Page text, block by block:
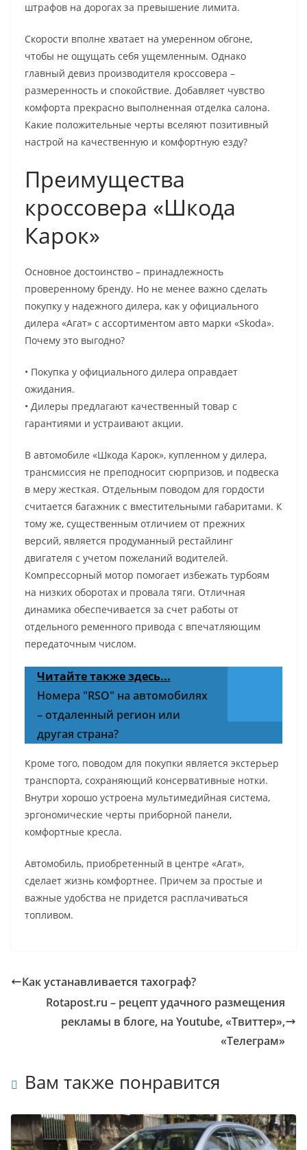
штрафов на дорогах за превышение лимита.
Скорости вполне хватает на умеренном обгоне,
чтобы не ощущать себя ущемленным. Однако
главный девиз производителя кроссовера –
размеренность и спокойствие. Добавляет чувство
комфорта прекрасно выполненная отделка салона.
Какие положительные черты вселяют позитивный
настрой на качественную и комфортную езду?
Преимущества
кроссовера «Шкода
Карок»
Основное достоинство – принадлежность
проверенному бренду. Но не менее важно сделать
покупку у надежного дилера, как у официального
дилера «Агат» с ассортиментом авто марки «Skoda».
Почему это выгодно?
• Покупка у официального дилера оправдает
ожидания.
• Дилеры предлагают качественный товар с
гарантиями и устраивают акции.
В автомобиле «Шкода Карок», купленном у дилера,
трансмиссия не преподносит сюрпризов, и подвеска
в меру жесткая. Отдельным поводом для гордости
считается багажник с вместительными габаритами. К
тому же, существенным отличием от прежних
версий, является продуманный рестайлинг
двигателя с учетом пожеланий водителей.
Компрессорный мотор помогает избежать турбоям
на низких оборотах и провала тяги. Отличная
динамика обеспечивается за счет работы от
отдельного ременного привода с впечатляющим
передаточным числом.
Читайте также здесь...
Номера "RSO" на автомобилях
– отдаленный регион или
другая страна?
Кроме того, поводом для покупки является экстерьер
транспорта, сохраняющий консервативные нотки.
Внутри хорошо устроена мультимедийная система,
эргономические черты приборной панели,
комфортные кресла.
Автомобиль, приобретенный в центре «Агат»,
сделает жизнь комфортнее. Причем за простые и
важные удобства не придется расплачиваться
топливом.
Как устанавливается тахограф?
Rotapost.ru – рецепт удачного размещения
рекламы в блоге, на Youtube, «Твиттер»,
«Телеграм»
Вам также понравится